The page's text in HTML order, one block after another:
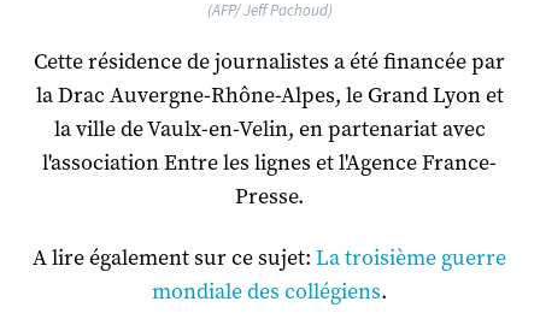
(AFP/ Jeff Pachoud)
Cette résidence de journalistes a été financée par
la Drac Auvergne-Rhône-Alpes, le Grand Lyon et
la ville de Vaulx-en-Velin, en partenariat avec
l'association Entre les lignes et l'Agence France-
Presse.
A lire également sur ce sujet:La troisième guerre
mondiale des collégiens.